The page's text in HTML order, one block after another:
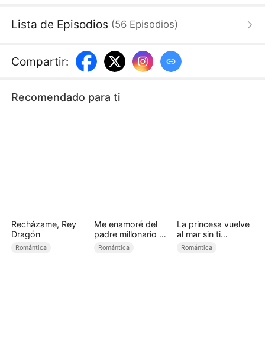
destino, amor y escándalo.
Lista de Episodios (56 Episodios)
Compartir:
Recomendado para ti
Recházame, Rey
Dragón
Romántica
Me enamoré del
padre millonario de
mi amiga
Romántica
La princesa vuelve
al mar sin ti
(Doblado)
Romántica